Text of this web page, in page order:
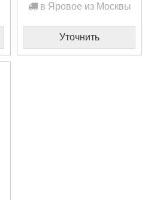
в Яровое из Москвы
Уточнить